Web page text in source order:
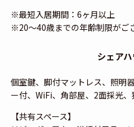
※最短入居期間：6ヶ月以上
※20～40歳までの年齢制限がご
シェア
個室鍵、脚付マットレス、照明
ー付、WiFi、角部屋、2面採光
【共有スペース】